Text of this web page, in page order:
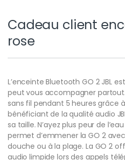
Cadeau client
rose
L’enceinte Bluetooth GO 2 JBL
peut vous accompagner
sans fil pendant 5 heures grâce
bénéficiant de la qualité audio
sa taille. N’ayez plus peur de
permet d’emmener la GO 2
douche ou à la plage. La GO 2
audio limpide lors des appels